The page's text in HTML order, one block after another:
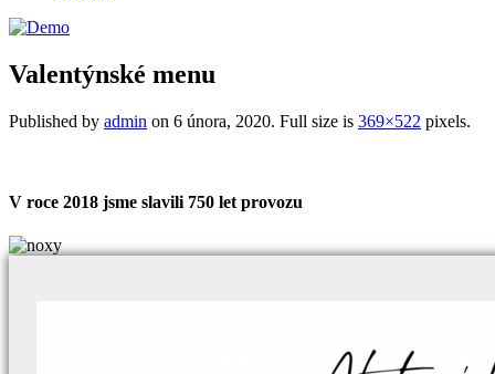
Valentýnské menu
Published by admin on 6 února, 2020. Full size is 369×522 pixels.
V roce 2018 jsme slavili 750 let provozu